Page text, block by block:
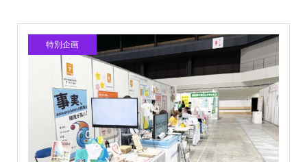
特別企画